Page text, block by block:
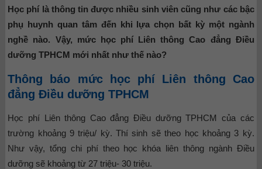
Học phí là thông tin được nhiều sinh viên cũng như các bậc
phụ huynh quan tâm đến khi lựa chọn bất kỳ một ngành
nghề nào. Vậy, mức học phí Liên thông Cao đẳng Điều
dưỡng TPHCM mới nhất như thế nào?
Thông báo mức học phí Liên thông Cao
đẳng Điều dưỡng TPHCM
Học phí Liên thông Cao đẳng Điều dưỡng TPHCM của các
trường khoảng 9 triệu/ kỳ. Thí sinh sẽ theo học khoảng 3 kỳ.
Như vậy, tổng chi phí theo học khóa liên thông ngành Điều
dưỡng sẽ khoảng từ 27 triệu- 30 triệu.